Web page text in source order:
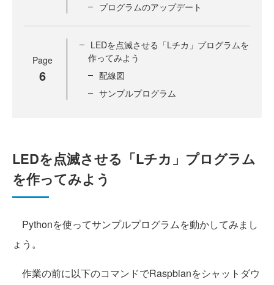
プログラムのアップデート
Page
6
LEDを点滅させる「Lチカ」プログラムを
作ってみよう
配線図
サンプルプログラム
LEDを点滅させる「Lチカ」プログラム
を作ってみよう
Pythonを使ってサンプルプログラムを動かしてみまし
ょう。
作業の前に以下のコマンドでRaspbianをシャットダウ